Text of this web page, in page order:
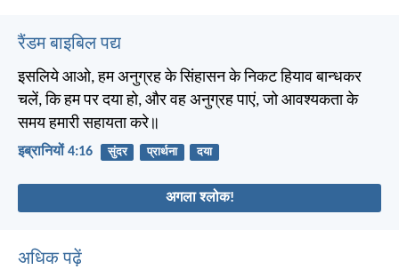
रैंडम बाइबिल पद्य
इसलिये आओ, हम अनुग्रह के सिंहासन के निकट हियाव बान्धकर
चलें, कि हम पर दया हो, और वह अनुग्रह पाएं, जो आवश्यकता के
समय हमारी सहायता करे॥
इब्रानियों 4:16 सुंदर प्रार्थना दया
अगला श्लोक!
अधिक पढ़ें